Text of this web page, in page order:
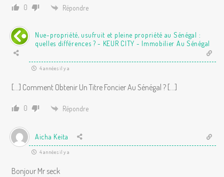
0 Répondre
Nue-propriété, usufruit et pleine propriété au Sénégal :
quelles différences ? - KEUR CITY - Immobilier Au Sénégal
4 années il y a
[…] Comment Obtenir Un Titre Foncier Au Sénégal ? […]
0 Répondre
Aicha Keita
4 années il y a
Bonjour Mr seck